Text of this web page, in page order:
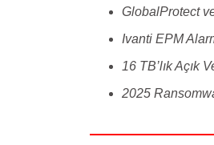
GlobalProtect
Ivanti EPM
16 TB’lık Açık
2025